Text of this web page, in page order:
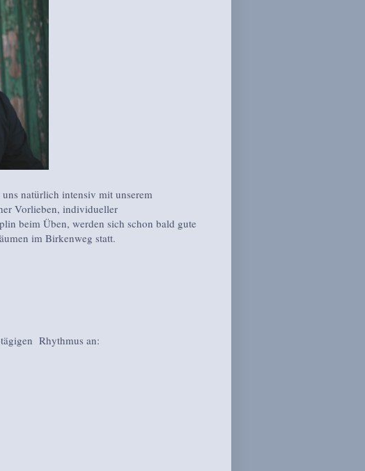
natürlich intensiv mit unserem
Vorlieben, individueller
beim Üben, werden sich schon bald gute
im Birkenweg statt.
Rhythmus an: